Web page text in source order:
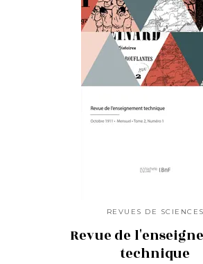
REVUES DE SCIENCES
Revue de
technique